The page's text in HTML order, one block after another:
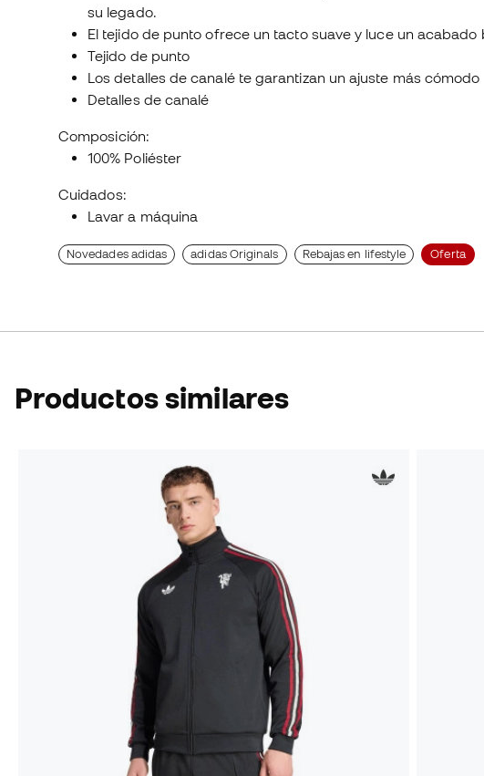
su legado.
El tejido de punto ofrece un tacto suave y luce un acabado
Tejido de punto
Los detalles de canalé te garantizan un ajuste más cómodo
Detalles de canalé
Composición:
100% Poliéster
Cuidados:
Lavar a máquina
Novedades adidas adidas Originals Rebajas en lifestyle Oferta
Productos similares